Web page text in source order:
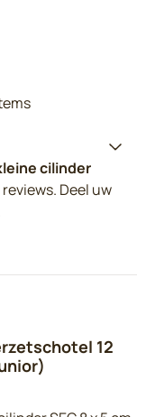
cilinder
Deel uw
12